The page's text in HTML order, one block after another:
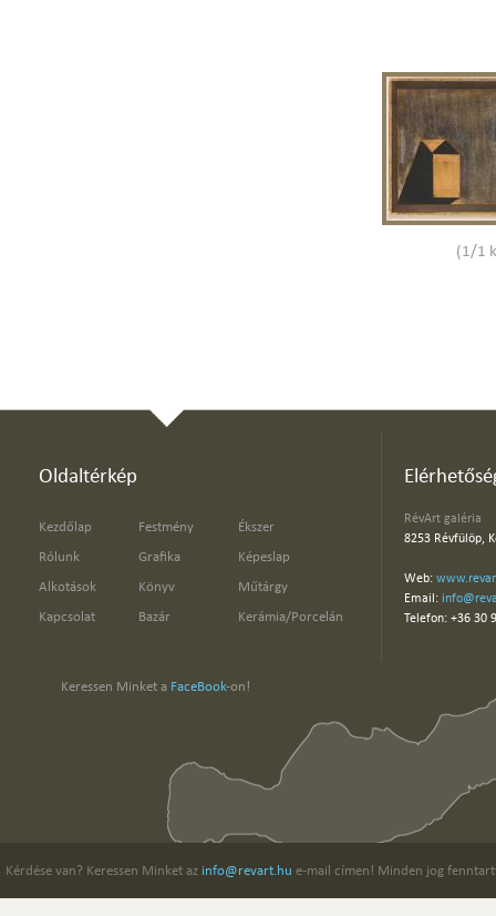
(1/1
Oldaltérkép
Kezdőlap Festmény Ékszer
Rólunk Grafika Képeslap
Alkotások Könyv Műtárgy
Kapcsolat Bazár Kerámia/Porcelán
Keressen Minket a FaceBook-on!
RévArt galéria
8253 Révfülöp,
Web:
Email:
Telefon: +36 30
Kérdése van? Keressen Minket az info@revart.hu e-mail címen! Minden jog